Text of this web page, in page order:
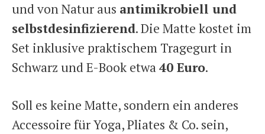
und von Natur aus antimikrobiell und
selbstdesinfizierend. Die Matte kostet im
Set inklusive praktischem Tragegurt in
Schwarz und E-Book etwa40 Euro.
Soll es keine Matte, sondern ein anderes
Accessoire für Yoga, Pliates & Co. sein,